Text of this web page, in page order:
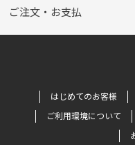
ご注文・お支払
はじめてのお客様
ご利用環境について